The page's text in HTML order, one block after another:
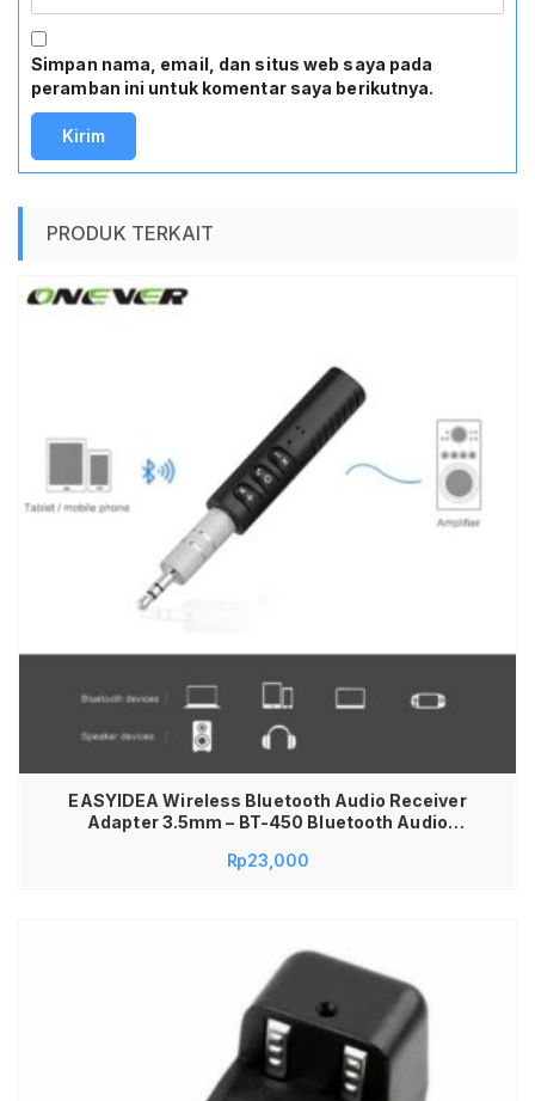
Simpan nama, email, dan situs web saya pada
peramban ini untuk komentar saya berikutnya.
PRODUK TERKAIT
EASYIDEA Wireless Bluetooth Audio Receiver
Adapter 3.5mm – BT-450 Bluetooth Audio
Music Adapter Rechargeable Bisa Dicas Ulang
Rp23,000